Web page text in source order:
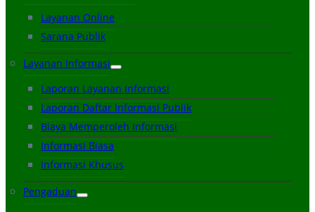
Layanan Online
Sarana Publik
Layanan Informasi
Laporan Layanan Informasi
Laporan Daftar Informasi Publik
Biaya Memperoleh Informasi
Informasi Biasa
Informasi Khusus
Pengaduan